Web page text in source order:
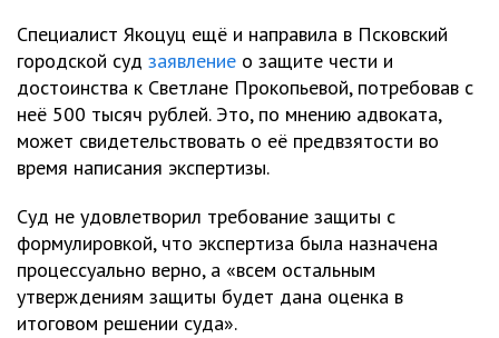
Специалист Якоцуц ещё и направила в Псковский
городской суд заявление о защите чести и
достоинства к Светлане Прокопьевой, потребовав с
неё 500 тысяч рублей. Это, по мнению адвоката,
может свидетельствовать о её предвзятости во
время написания экспертизы.
Суд не удовлетворил требование защиты с
формулировкой, что экспертиза была назначена
процессуально верно, а «всем остальным
утверждениям защиты будет дана оценка в
итоговом решении суда».